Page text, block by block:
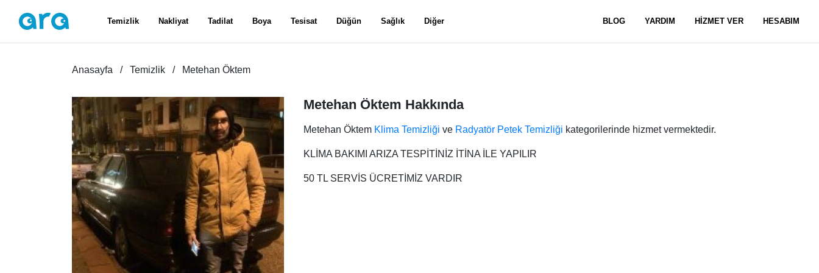
Temizlik Nakliyat Tadilat Boya Tesisat Düğün Sağlık Diğer BLOG YARDIM HİZMET VER HESABIM
Anasayfa Temizlik Metehan Öktem
Metehan Öktem Hakkında
Metehan Öktem Klima Temizliği ve Radyatör Petek Temizliği kategorilerinde hizmet vermektedir.
KLİMA BAKIMI ARIZA TESPİTİNİZ İTİNA İLE YAPILIR
50 TL SERVİS ÜCRETİMİZ VARDIR